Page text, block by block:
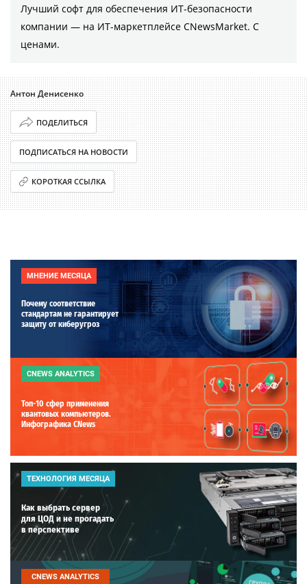
Лучший софт для обеспечения ИТ-безопасности
компании ― на ИТ-маркетплейсе CNewsMarket. С
ценами.
Антон Денисенко
ПОДЕЛИТЬСЯ
ПОДПИСАТЬСЯ НА НОВОСТИ
КОРОТКАЯ ССЫЛКА
МНЕНИЕ МЕСЯЦА
Почему соответствие
стандартам не гарантирует
защиту от киберугроз
CNEWS ANALYTICS
Топ-10 сфер применения
квантовых компьютеров.
Инфографика CNews
ТЕХНОЛОГИЯ МЕСЯЦА
Как выбрать сервер
для ЦОД и не прогадать
в перспективе
CNEWS ANALYTICS